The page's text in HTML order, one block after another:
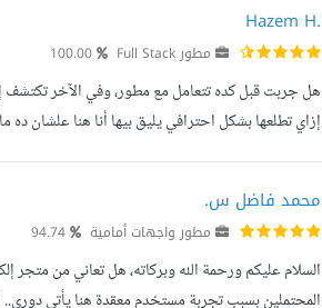
Hazem H.
مطور Full Stack 100.00
هل جربت قبل كده تتعامل مع مطور، وفي الآخر
محمد فاضل س.
مطور واجهات أمامية 94.74
السلام عليكم ورحمة الله وبركاته، هل تعاني من متجر
المحتملين بسبب تجربة مستخدم معقدة هنا يأتي